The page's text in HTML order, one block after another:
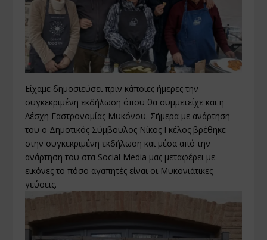
Είχαμε δημοσιεύσει πριν κάποιες ήμερες την
συγκεκριμένη εκδήλωση όπου θα συμμετείχε και η
Λέσχη Γαστρονομίας Μυκόνου. Σήμερα με ανάρτηση
του ο Δημοτικός Σύμβουλος Νίκος Γκέλος βρέθηκε
στην συγκεκριμένη εκδήλωση και μέσα από την
ανάρτηση του στα Social Media μας μεταφέρει με
εικόνες το πόσο αγαπητές είναι οι Μυκονιάτικες
γεύσεις.